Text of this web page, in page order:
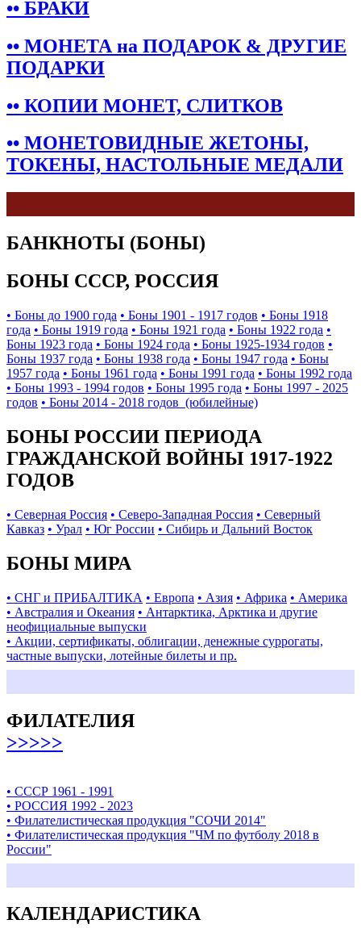
•• БРАКИ
•• МОНЕТА на ПОДАРОК & ДРУГИЕ
ПОДАРКИ
•• КОПИИ МОНЕТ, СЛИТКОВ
•• МОНЕТОВИДНЫЕ ЖЕТОНЫ,
ТОКЕНЫ, НАСТОЛЬНЫЕ МЕДАЛИ
БАНКНОТЫ (БОНЫ)
БОНЫ СССР, РОССИЯ
• Боны до 1900 года • Боны 1901 - 1917 годов • Боны 1918
года • Боны 1919 года • Боны 1921 года • Боны 1922 года •
Боны 1923 года • Боны 1924 года • Боны 1925-1934 годов •
Боны 1937 года • Боны 1938 года • Боны 1947 года • Боны
1957 года • Боны 1961 года • Боны 1991 года • Боны 1992 года
• Боны 1993 - 1994 годов • Боны 1995 года • Боны 1997 - 2025
годов • Боны 2014 - 2018 годов (юбилейные)
БОНЫ РОССИИ ПЕРИОДА
ГРАЖДАНСКОЙ ВОЙНЫ 1917-1922
ГОДОВ
• Северная Россия • Северо-Западная Россия • Северный
Кавказ • Урал • Юг России • Сибирь и Дальний Восток
БОНЫ МИРА
• СНГ и ПРИБАЛТИКА • Европа • Азия • Африка • Америка
• Австралия и Океания • Антарктика, Арктика и другие
неофициальные выпуски
• Акции, сертификаты, облигации, денежные суррогаты,
частные выпуски, лотейные билеты и пр.
ФИЛАТЕЛИЯ
>>>>>
• СССР 1961 - 1991
• РОССИЯ 1992 - 2023
• Филателистическая продукция "СОЧИ 2014"
• Филателистическая продукция "ЧМ по футболу 2018 в
России"
КАЛЕНДАРИСТИКА